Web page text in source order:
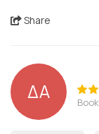
Share
ΔΑ